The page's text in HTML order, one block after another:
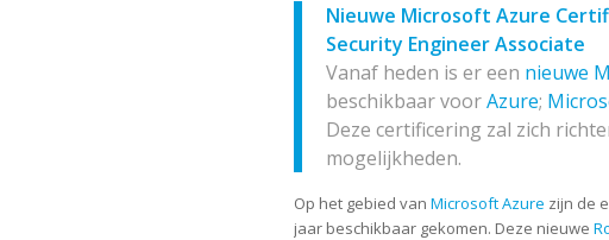
Nieuwe Microsoft Azure
Security Engineer Associate
Vanaf heden is er een nieuwe
beschikbaar voorAzure;
Deze certificering zal zich
mogelijkheden.
Op het gebied van Microsoft Azure zijn de
jaar beschikbaar gekomen. Deze nieuwe